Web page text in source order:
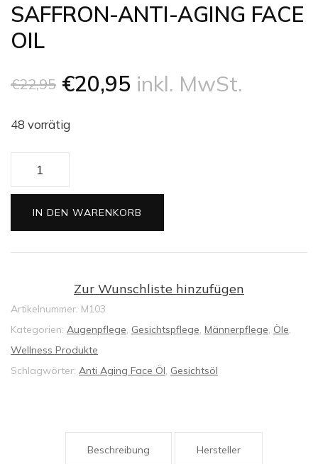
SAFFRON-ANTI-AGING FACE
OIL
€22,95 Ursprünglicher
Preis
war:
€20,95 Aktueller
inkl. MwSt.
48 vorrätig
SAFFRON-
ANTI-
IN DEN WARENKORB
Zur Wunschliste hinzufügen
Artikelnummer: M103
Kategorien: Augenpflege, Gesichtspflege, Männerpflege, Öle,
Wellness Produkte
Schlagwörter: Anti Aging Face Öl, Gesichtsöl
Beschreibung Hersteller